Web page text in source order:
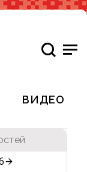
ВИДЕО